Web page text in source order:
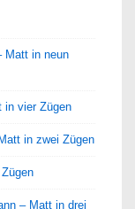
Matt in neun
in vier Zügen
in zwei Zügen
– Matt in drei